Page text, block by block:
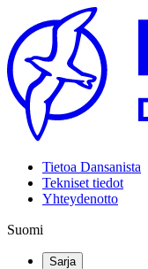
Tietoa Dansanista
Tekniset tiedot
Yhteydenotto
Suomi
Sarja